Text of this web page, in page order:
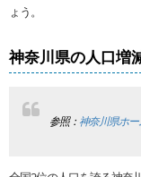
ょう。
神奈川県の人口増
参照： 神奈川県ホ